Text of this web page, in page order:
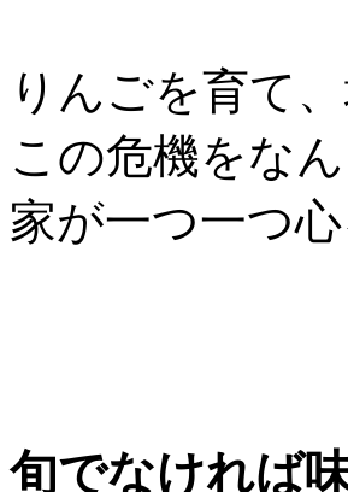
りんごを育て
この危機をな
家が一つ一つ
旬でなければ